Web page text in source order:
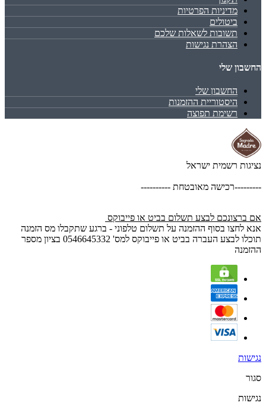
מדיניות הפרטיות
ביטולים
תשובות לשאלות שלכם
הצהרת נגישות
החשבון שלי
החשבון שלי
היסטוריית ההזמנות
רשימת תפוצה
נציגות רשמית ישראל
---------רכישה מאובטחת ----------
אם ברצונכם לבצע תשלום בביט או פייבוקס
אנא לחצו בסוף ההזמנה על תשלום טלפוני - ברגע שתקבלו מס הזמנה
תוכלו לבצע העברה בביט או פייבוקס למס' 0546645332 בציון מספר
ההזמנה
נגישות
סגור
נגישות